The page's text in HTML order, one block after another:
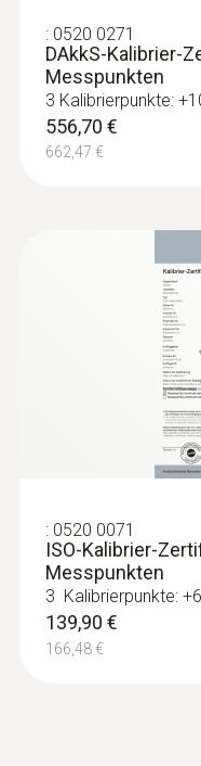
Präziser,
Pt100-
: 0520 0271
DAkkS-Kalibrier-
Messpunkten
3 Kalibrierpunkte:
556,70 €
662,47 €
: 0520 0071
ISO-Kalibrier-
Messpunkten
3 Kalibrierpunkte:
139,90 €
166,48 €